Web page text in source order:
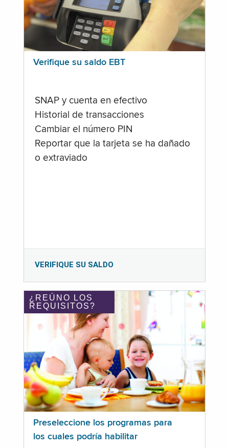
Verifique su saldo EBT
SNAP y cuenta en efectivo
Historial de transacciones
Cambiar el número PIN
Reportar que la tarjeta se ha dañado
o extraviado
VERIFIQUE SU SALDO
¿REÚNO LOS
REQUISITOS?
Preseleccione los programas para
los cuales podría habilitar